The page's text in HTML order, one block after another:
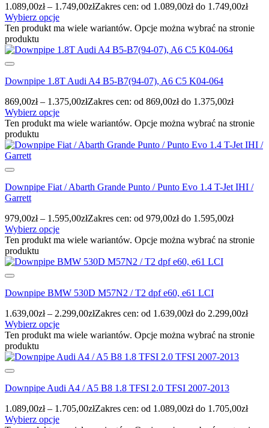
1.089,00zł – 1.749,00złZakres cen: od 1.089,00zł do 1.749,00zł
Wybierz opcje
Ten produkt ma wiele wariantów. Opcje można wybrać na stronie
produktu
Downpipe 1.8T Audi A4 B5-B7(94-07), A6 C5 K04-064
869,00zł – 1.375,00złZakres cen: od 869,00zł do 1.375,00zł
Wybierz opcje
Ten produkt ma wiele wariantów. Opcje można wybrać na stronie
produktu
Downpipe Fiat / Abarth Grande Punto / Punto Evo 1.4 T-Jet IHI /
Garrett
979,00zł – 1.595,00złZakres cen: od 979,00zł do 1.595,00zł
Wybierz opcje
Ten produkt ma wiele wariantów. Opcje można wybrać na stronie
produktu
Downpipe BMW 530D M57N2 / T2 dpf e60, e61 LCI
1.639,00zł – 2.299,00złZakres cen: od 1.639,00zł do 2.299,00zł
Wybierz opcje
Ten produkt ma wiele wariantów. Opcje można wybrać na stronie
produktu
Downpipe Audi A4 / A5 B8 1.8 TFSI 2.0 TFSI 2007-2013
1.089,00zł – 1.705,00złZakres cen: od 1.089,00zł do 1.705,00zł
Wybierz opcje